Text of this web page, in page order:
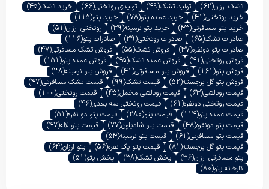
تشک ارزان(62) تولید تشک(49) تولیدی روتختی(66) خرید تشک(45)
خرید روتختی(41) خرید عمده پتو(78) خرید پتو(115)
خرید پتو مسافرتی(43) خرید پتو نرمینه(39) روتختی ارزان(51)
صادرات تشک(65) صادرات روتختی(39) صادرات پتو(116)
صادرات پتو دونفره(37) فروش تشک(55) فروش تشک مسافرتی(47)
فروش روتختی(41) فروش عمده تشک(45) فروش عمده پتو(151)
فروش پتو(161) فروش پتو مسافرتی(41) فروش پتو نرمینه(38)
فروش پتو گل برجسته(52) قیمت تشک(99) قیمت تشک مسافرتی(47)
قیمت روبالشی(63) قیمت روبالشی مخمل(45) قیمت روتختی(100)
قیمت روتختی دونفره(61) قیمت روتختی سه بعدی(46)
قیمت عمده پتو(114) قیمت پتو(280) قیمت پتو دو نفره(51)
قیمت پتو دونفره(48) قیمت پتو شادیلون(77) قیمت پتو لاله(47)
قیمت پتو مسافرتی(61) قیمت پتو نرمینه(54)
قیمت پتو گل برجسته(81) قیمت پتو یک نفره(56) پتو ارزان(64)
پتو مسافرتی ارزان(36) پخش تشک(38) پخش پتو(51)
کارخانه پتو(80)